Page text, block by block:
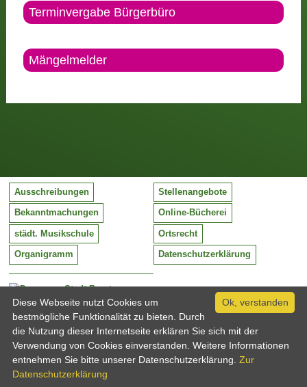
Terminvergabe Bürgerbüro
Mängelmelder
Stadt Barntrup
Mittelstraße 38
32683 Barntrup
Tel:
Email:
05263 / 409-0
info@barntrup.de
Ausschreibungen Stellenangebote
Bekanntmachungen Online-Bücherei
städt. Musikschule Ortsrecht
Organigramm Datenschutzerklärung
Ok, verstanden
Diese Webseite nutzt Cookies um
bestmögliche Funktionalität zu bieten. Durch
die Nutzung dieser Internetseite erklären Sie sich mit der
Verwendung von Cookies einverstanden. Weitere Informationen
entnehmen Sie bitte unserer Datenschutzerklärung. Zur
Datenschutzerklärung